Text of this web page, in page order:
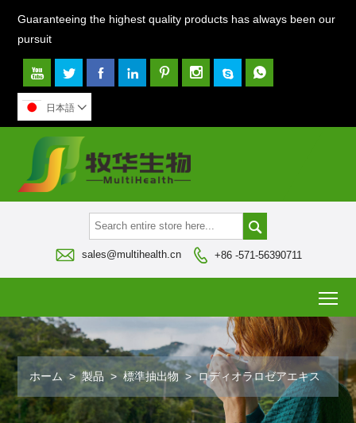
Guaranteeing the highest quality products has always been our
pursuit
       
日本語 

 sales@multihealth.cn  +86 -571-56390711
ホーム > 製品 > 標準抽出物 > ロディオラロゼアエキス